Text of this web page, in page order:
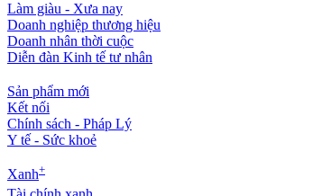
Làm giàu - Xưa nay
Doanh nghiệp thương hiệu
Doanh nhân thời cuộc
Diễn đàn Kinh tế tư nhân
Sản phẩm mới
Kết nối
Chính sách - Pháp Lý
Y tế - Sức khoẻ
Xanh+